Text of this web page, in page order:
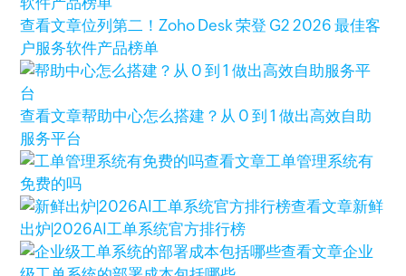
查看文章位列第二！Zoho Desk 荣登 G2 2026 最佳客
户服务软件产品榜单
查看文章帮助中心怎么搭建？从 0 到 1 做出高效自助
服务平台
查看文章工单管理系统有
免费的吗
查看文章新鲜
出炉|2026AI工单系统官方排行榜
查看文章企业